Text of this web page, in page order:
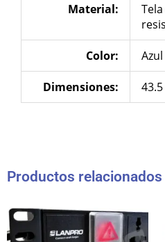
Material:
Color: Azul
Dimensiones:
Productos relacionados